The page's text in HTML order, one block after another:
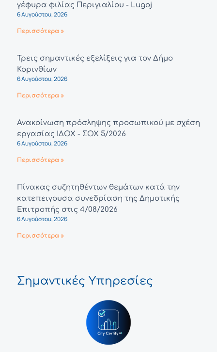
γέφυρα φιλίας Περιγιαλίου - Lugoj
6 Αυγούστου, 2026
Περισσότερα »
Τρεις σημαντικές εξελίξεις για τον Δήμο
Κορινθίων
6 Αυγούστου, 2026
Περισσότερα »
Ανακοίνωση πρόσληψης προσωπικού με σχέση
εργασίας ΙΔΟΧ - ΣΟΧ 5/2026
6 Αυγούστου, 2026
Περισσότερα »
Πίνακας συζητηθέντων θεμάτων κατά την
κατεπειγουσα συνεδρίαση της Δημοτικής
Επιτροπής στις 4/08/2026
6 Αυγούστου, 2026
Περισσότερα »
Σημαντικές Υπηρεσίες